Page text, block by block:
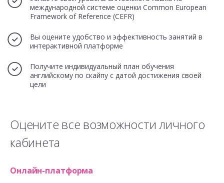
международной системе оценки Common European
Framework of Reference (CEFR)
Вы оцените удобство и эффективность занятий в
интерактивной платформе
Получите индивидуальный план обучения
английскому по скайпу с датой достижения своей
цели
Оцените все возможности личного
кабинета
Онлайн-платформа